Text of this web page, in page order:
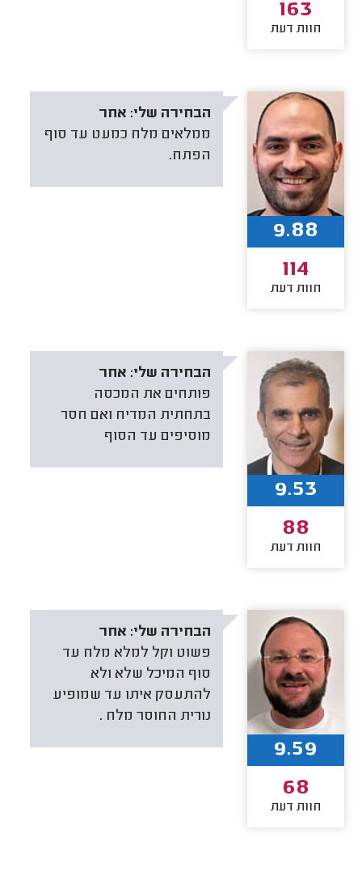
163
חוות דעת
הבחירה שלי: אחר
ממלאים מלח כמעט עד סוף
הפתח.
9.88
114
חוות דעת
הבחירה שלי: אחר
פותחים את המכסה
בתחתית המדיח ואם חסר
מוסיפים עד הסוף
9.53
88
חוות דעת
הבחירה שלי: אחר
פשוט וקל למלא מלח עד
סוף המיכל שלא ולא
להתעסק איתו עד שמופיע
נורית החוסר מלח .
9.59
68
חוות דעת